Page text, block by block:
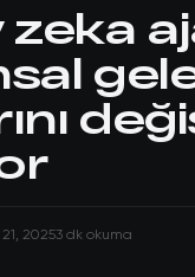
20253 dk okuma